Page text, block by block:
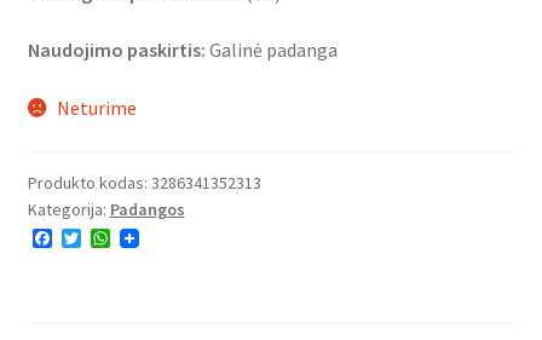
Naudojimo paskirtis: Galinė padanga
Neturime
Produkto kodas: 3286341352313
Kategorija: Padangos
F
T
W